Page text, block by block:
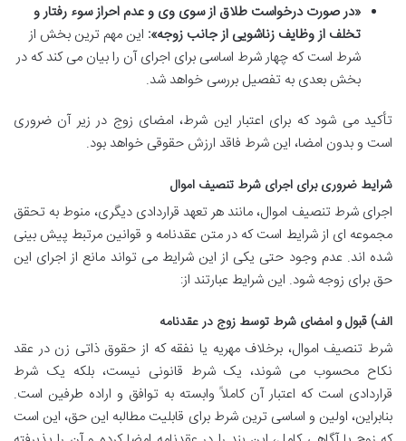
«در صورت درخواست طلاق از سوی وی و عدم احراز سوء رفتار و
تخلف از وظایف زناشویی از جانب زوجه»: این مهم ترین بخش از
شرط است که چهار شرط اساسی برای اجرای آن را بیان می کند که در
بخش بعدی به تفصیل بررسی خواهد شد.
تأکید می شود که برای اعتبار این شرط، امضای زوج در زیر آن ضروری
است و بدون امضا، این شرط فاقد ارزش حقوقی خواهد بود.
شرایط ضروری برای اجرای شرط تنصیف اموال
اجرای شرط تنصیف اموال، مانند هر تعهد قراردادی دیگری، منوط به تحقق
مجموعه ای از شرایط است که در متن عقدنامه و قوانین مرتبط پیش بینی
شده اند. عدم وجود حتی یکی از این شرایط می تواند مانع از اجرای این
حق برای زوجه شود. این شرایط عبارتند از:
الف) قبول و امضای شرط توسط زوج در عقدنامه
شرط تنصیف اموال، برخلاف مهریه یا نفقه که از حقوق ذاتی زن در عقد
نکاح محسوب می شوند، یک شرط قانونی نیست، بلکه یک شرط
قراردادی است که اعتبار آن کاملاً وابسته به توافق و اراده طرفین است.
بنابراین، اولین و اساسی ترین شرط برای قابلیت مطالبه این حق، این است